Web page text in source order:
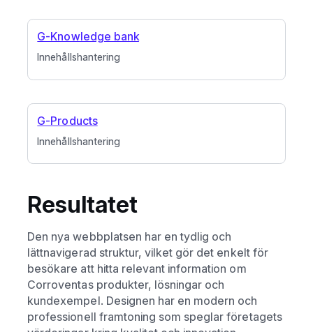
Innehållshantering
G-Knowledge bank
Innehållshantering
G-Products
Resultatet
Den nya webbplatsen har en tydlig och
lättnavigerad struktur, vilket gör det enkelt för
besökare att hitta relevant information om
Corroventas produkter, lösningar och
kundexempel. Designen har en modern och
professionell framtoning som speglar företagets